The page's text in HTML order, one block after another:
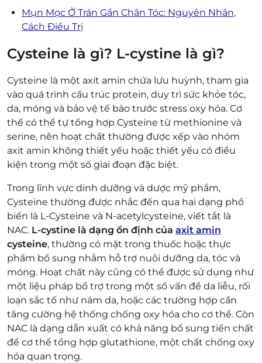
Mụn Mọc Ở Trán Gần Chân Tóc: Nguyên Nhân,
Cách Điều Trị
Cysteine là gì? L-cystine là gì?
Cysteine là một axit amin chứa lưu huỳnh, tham gia
vào quá trình cấu trúc protein, duy trì sức khỏe tóc,
da, móng và bảo vệ tế bào trước stress oxy hóa. Cơ
thể có thể tự tổng hợp Cysteine từ methionine và
serine, nên hoạt chất thường được xếp vào nhóm
axit amin không thiết yếu hoặc thiết yếu có điều
kiện trong một số giai đoạn đặc biệt.
Trong lĩnh vực dinh dưỡng và dược mỹ phẩm,
Cysteine thường được nhắc đến qua hai dạng phổ
biến là L-Cysteine và N-acetylcysteine, viết tắt là
NAC. L-cystine là dạng ổn định của axit amin
cysteine, thường có mặt trong thuốc hoặc thực
phẩm bổ sung nhằm hỗ trợ nuôi dưỡng da, tóc và
móng. Hoạt chất này cũng có thể được sử dụng như
một liệu pháp bổ trợ trong một số vấn đề da liễu, rối
loạn sắc tố như nám da, hoặc các trường hợp cần
tăng cường hệ thống chống oxy hóa cho cơ thể. Còn
NAC là dạng dẫn xuất có khả năng bổ sung tiền chất
để cơ thể tổng hợp glutathione, một chất chống oxy
hóa quan trọng.